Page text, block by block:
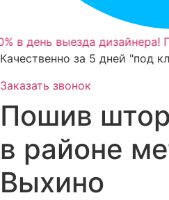
в день выезда дизайнера!
Качественно за 5 дней "под
Заказать звонок
Пошив
в районе
Выхино